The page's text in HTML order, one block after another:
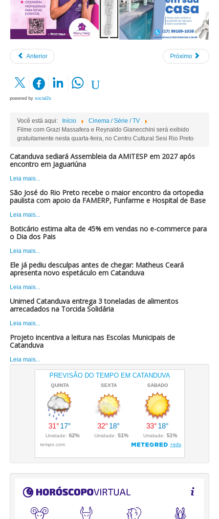
Anterior Próximo
powered by social2s
Você está aqui: Início
Cinema / Série / TV
Filme com Grazi Massafera e Reynaldo Gianecchini será exibido
gratuitamente nesta quarta-feira, no Centro Cultural Sesi Rio Preto
Catanduva sediará Assembleia da AMITESP em 2027 após
encontro em Jaguariúna
Leia mais...
São José do Rio Preto recebe o maior encontro da ortopedia
paulista com apoio da FAMERP, Funfarme e Hospital de Base
Leia mais...
Boticário estima alta de 45% em vendas no e-commerce para
o Dia dos Pais
Leia mais...
Ele já pediu desculpas antes de chegar: Matheus Ceará
apresenta novo espetáculo em Catanduva
Leia mais...
Unimed Catanduva entrega 3 toneladas de alimentos
arrecadados na Torcida Solidária
Leia mais...
Projeto incentiva a leitura nas Escolas Municipais de
Catanduva
Leia mais...